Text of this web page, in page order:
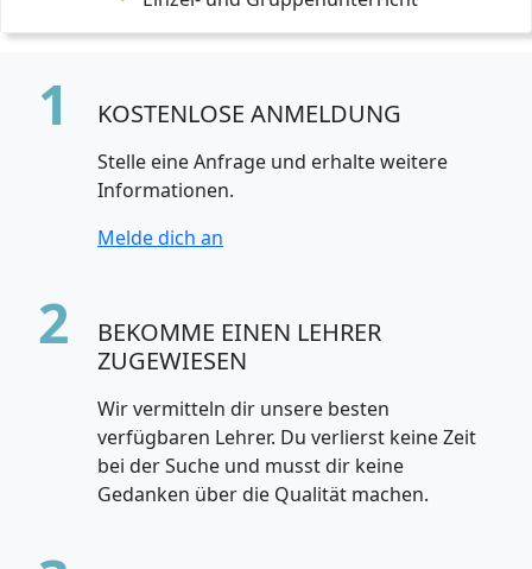
1 KOSTENLOSE ANMELDUNG
Stelle eine Anfrage und erhalte weitere
Informationen.
Melde dich an
2
BEKOMME EINEN LEHRER
ZUGEWIESEN
Wir vermitteln dir unsere besten
verfügbaren Lehrer. Du verlierst keine Zeit
bei der Suche und musst dir keine
Gedanken über die Qualität machen.